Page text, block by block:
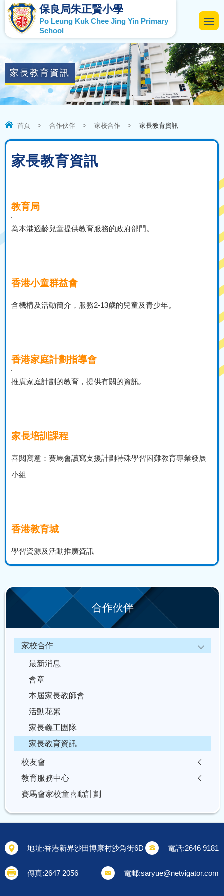
保良局朱正賢小學
Po Leung Kuk Chee Jing Yin Primary
School
家長教育資訊
首頁 > 合作伙伴 > 家校合作 > 家長教育資訊
家長教育資訊
教育局
為本港適齡兒童提供教育服務的政府部門。
香港小童群益會
含機構及活動簡介，服務2-13歲的兒童及青少年。
香港家庭計劃指導會
推廣家庭計劃的教育，提供有關的資訊。
家長培訓課程
喜閱寫意：賽馬會讀寫支援計劃特殊學習困難教育專業發展
小組
香港教育城
學習資源及活動推廣資訊
合作伙伴
家校合作
最新消息
會章
本屆家長教師會
活動花絮
家長義工團隊
家長教育資訊
校友會
教育服務中心
賽馬會家校童喜動計劃
地址:香港新界沙田博康村沙角街6D 電話:2646 9181
傳真:2647 2056 電郵:saryue@netvigator.com